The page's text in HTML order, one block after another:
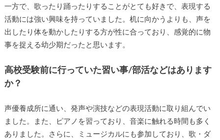
一方で、歌ったり踊ったりすることがとても好きで、表現する
活動には強い興味を持っていました。机に向かうよりも、声を
出したり体を動かしたりする方が性に合っており、感覚的に物
事を捉える幼少期だったと思います。
高校受験前に行っていた習い事/部活などはあります
か？
声優養成所に通い、発声や演技などの表現活動に取り組んでい
ました。また、ピアノを習っており、音楽に触れる時間も多く
ありました。さらに、ミュージカルにも参加しており、歌・ダ